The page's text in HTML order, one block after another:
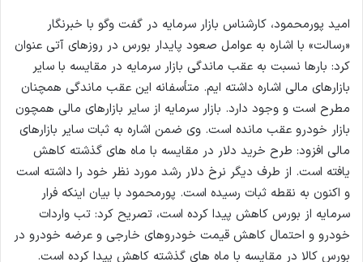
امید پورمحمود، کارشناس بازار سرمایه در گفت وگو با خبرنگار
«رسالت» با اشاره به عوامل صعود پایدار بورس در روزهای آتی عنوان
کرد: بارها نسبت به عقب ماندگی بازار سرمایه در مقایسه با سایر
بازارهای مالی اشاره داشته ایم. متأسفانه این عقب ماندگی همچنان
مطرح است و وجود دارد. بازار سرمایه از سایر بازارهای مالی همچون
بازار خودرو عقب مانده است. وی ضمن اشاره به ثبات سایر بازارهای
مالی افزود: طرح خرید دلار در مقایسه با ماه های گذشته کاهش
یافته است. از طرف دیگر نرخ دلار رشد مورد نظر خود را داشته است
و اکنون به نقطه ثبات رسیده است. پورمحمود با بیان اینکه فرار
سرمایه از بورس کاهش پیدا کرده است، تصریح کرد: تب واردات
خودرو و احتمال کاهش قیمت خودروهای خارجی و عرضه خودرو در
بورس کالا در مقایسه با ماه های گذشته کاهش پیدا کرده است.